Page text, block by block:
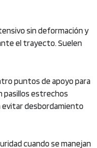
sin deformación y
el trayecto. Suelen
puntos de apoyo para
pasillos estrechos
desbordamiento
cuando se manejan